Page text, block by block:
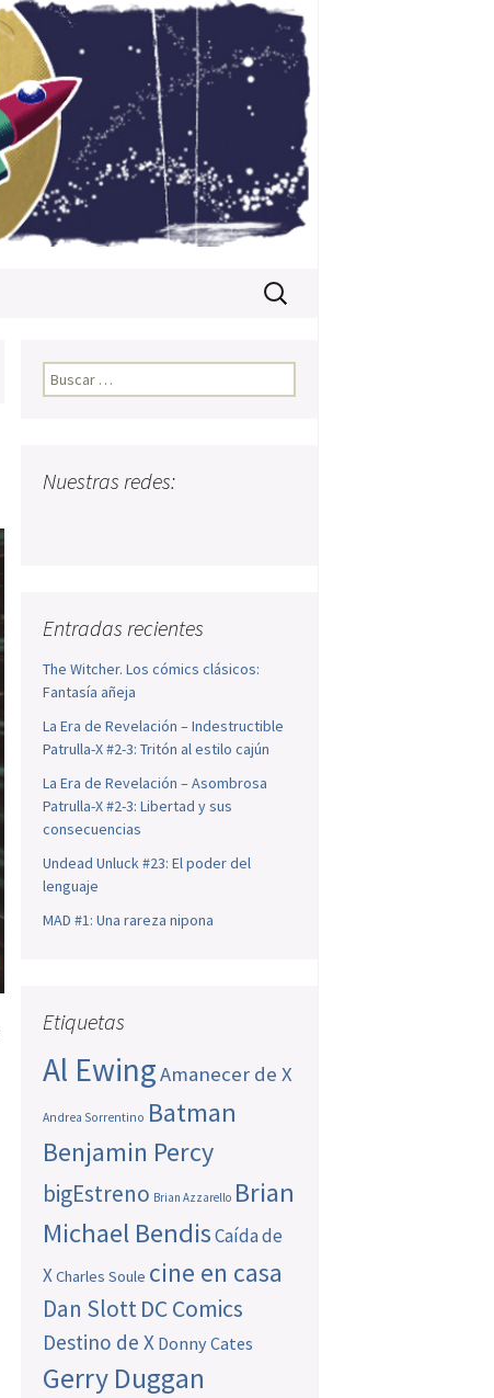
Buscar:
Buscar:
Nuestras redes:
Entradas recientes
The Witcher. Los cómics clásicos:
Fantasía añeja
La Era de Revelación – Indestructible
Patrulla-X #2-3: Tritón al estilo cajún
La Era de Revelación – Asombrosa
Patrulla-X #2-3: Libertad y sus
consecuencias
Undead Unluck #23: El poder del
lenguaje
MAD #1: Una rareza nipona
Etiquetas
Al EwingAmanecer de X
Andrea Sorrentino Batman
Benjamin Percy
bigEstreno Brian Azzarello Brian
Michael BendisCaída de
XCharles Soule cine en casa
Dan SlottDC Comics
Destino de X Donny Cates
Gerry Duggan